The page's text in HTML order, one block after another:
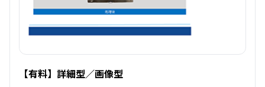
【有料】詳細型／画像型